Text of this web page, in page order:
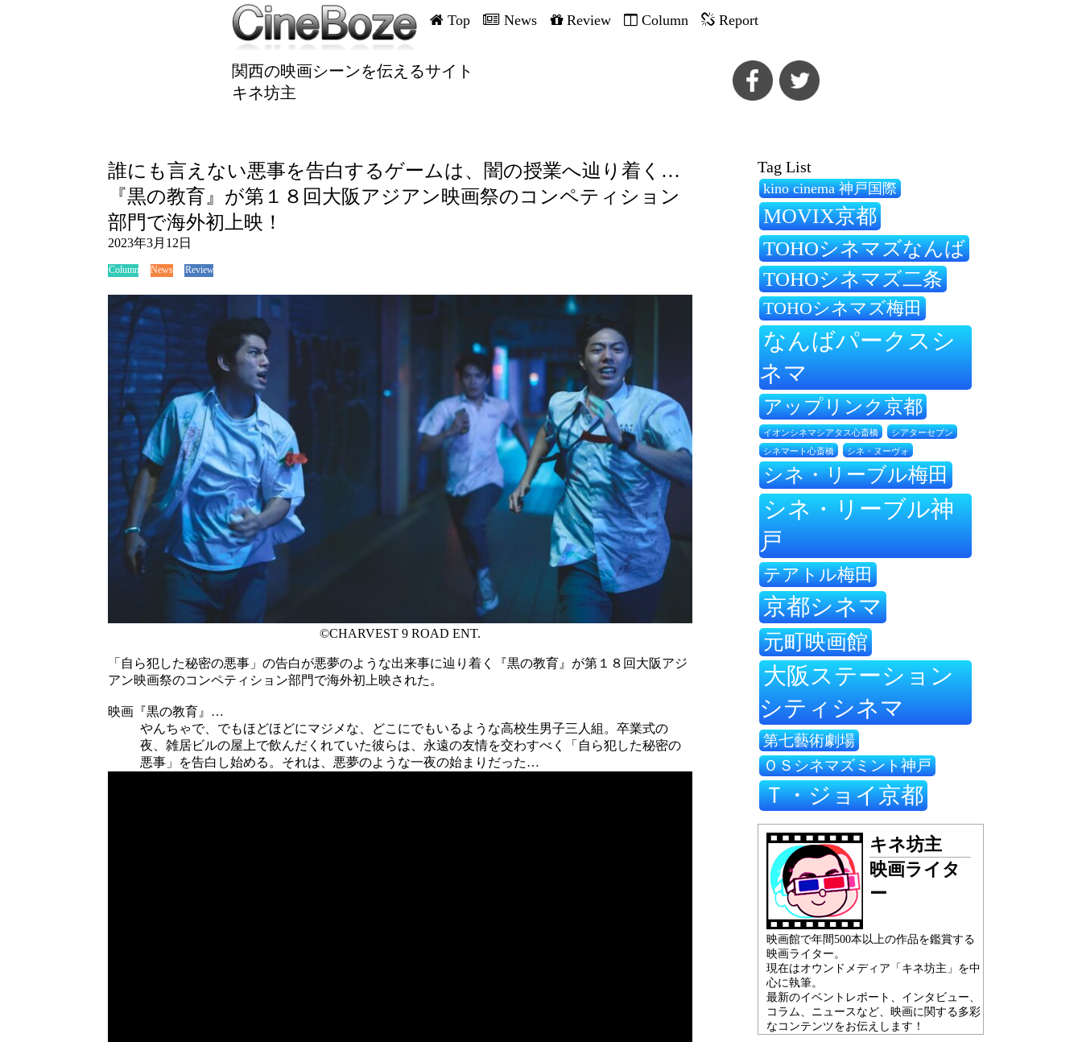
Top News Review Column Report
関西の映画シーンを伝えるサイト
キネ坊主
誰にも言えない悪事を告白するゲームは、闇の授業へ辿り着く…
『黒の教育』が第１８回大阪アジアン映画祭のコンペティション
部門で海外初上映！
2023年3月12日
Column News Review
©CHARVEST 9 ROAD ENT.
「自ら犯した秘密の悪事」の告白が悪夢のような出来事に辿り着く『黒の教育』が第１８回大阪アジ
アン映画祭のコンペティション部門で海外初上映された。
映画『黒の教育』…
やんちゃで、でもほどほどにマジメな、どこにでもいるような高校生男子三人組。卒業式の
夜、雑居ビルの屋上で飲んだくれていた彼らは、永遠の友情を交わすべく「自ら犯した秘密の
悪事」を告白し始める。それは、悪夢のような一夜の始まりだった…
Tag List
kino cinema 神戸国際
MOVIX京都
TOHOシネマズなんば
TOHOシネマズ二条
TOHOシネマズ梅田
なんばパークスシ
ネマ
アップリンク京都
イオンシネマシアタス心斎橋 シアターセブン
シネマート心斎橋 シネ・ヌーヴォ
シネ・リーブル梅田
シネ・リーブル神
戸
テアトル梅田
京都シネマ
元町映画館
大阪ステーション
シティシネマ
第七藝術劇場
ＯＳシネマズミント神戸
Ｔ・ジョイ京都
キネ坊主
映画ライタ
ー
映画館で年間500本以上の作品を鑑賞する
映画ライター。
現在はオウンドメディア「キネ坊主」を中
心に執筆。
最新のイベントレポート、インタビュー、
コラム、ニュースなど、映画に関する多彩
なコンテンツをお伝えします！